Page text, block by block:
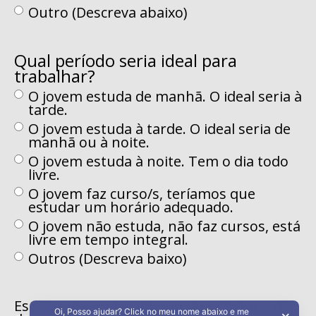
Outro (Descreva abaixo)
Qual período seria ideal para
trabalhar?
O jovem estuda de manhã. O ideal seria à
tarde.
O jovem estuda à tarde. O ideal seria de
manhã ou à noite.
O jovem estuda à noite. Tem o dia todo
livre.
O jovem faz curso/s, teríamos que
estudar um horário adequado.
O jovem não estuda, não faz cursos, está
livre em tempo integral.
Outros (Descreva baixo)
Escreva algo relevante ou que gostaria de
Oi, Posso ajudar? Click no meu nome abaixo e me